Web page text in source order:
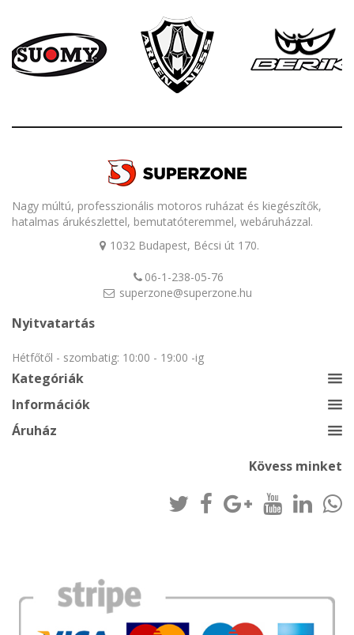
Nagy múltú, professzionális motoros ruházat és kiegészítők,
hatalmas árukészlettel, bemutatóteremmel, webáruházzal.
1032 Budapest, Bécsi út 170.
06-1-238-05-76
superzone@superzone.hu
Nyitvatartás
Hétfőtől - szombatig: 10:00 - 19:00 -ig
Kategóriák
Információk
Áruház
Kövess minket